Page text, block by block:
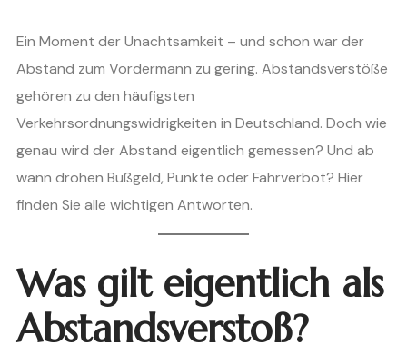
Ein Moment der Unachtsamkeit – und schon war der
Abstand zum Vordermann zu gering. Abstandsverstöße
gehören zu den häufigsten
Verkehrsordnungswidrigkeiten in Deutschland. Doch wie
genau wird der Abstand eigentlich gemessen? Und ab
wann drohen Bußgeld, Punkte oder Fahrverbot? Hier
finden Sie alle wichtigen Antworten.
Was gilt eigentlich als
Abstandsverstoß?